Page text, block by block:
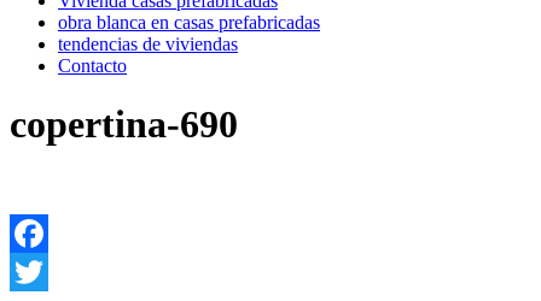
obra blanca en casas prefabricadas
tendencias de viviendas
Contacto
copertina-690
Facebook